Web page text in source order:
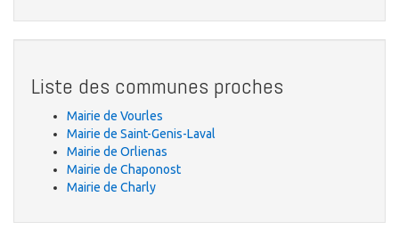
Liste des communes proches
Mairie de Vourles
Mairie de Saint-Genis-Laval
Mairie de Orlienas
Mairie de Chaponost
Mairie de Charly